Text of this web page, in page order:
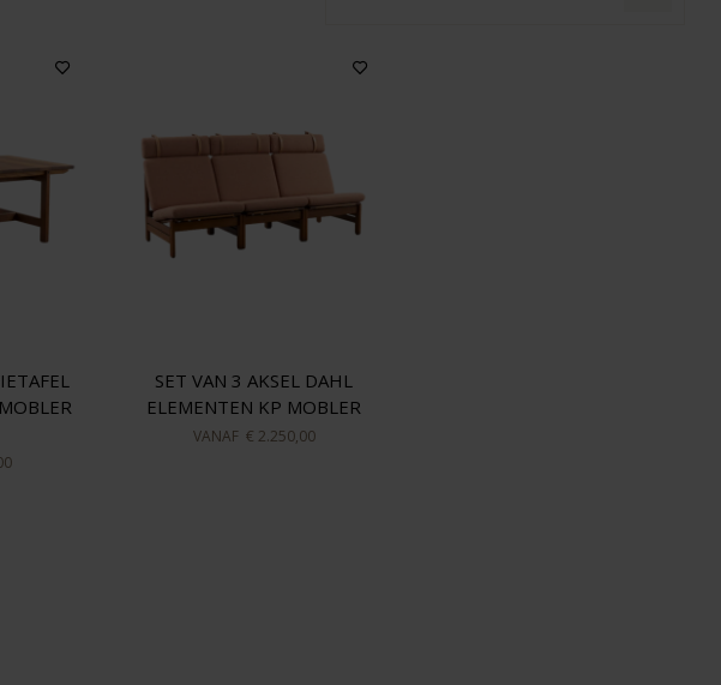
SET VAN 3 AKSEL DAHL
ELEMENTEN KP MOBLER
VANAF € 2.250,00